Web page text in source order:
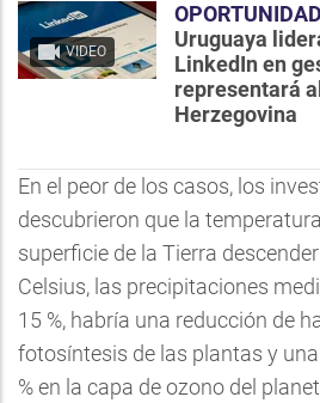
VIDEO
OPORTUNIDAD
Uruguaya
LinkedIn en
representará
Herzegovina
En el peor de los casos, los
descubrieron que la
superficie de la Tierra
Celsius, las precipitaciones
15 %, habría una reducción de
fotosíntesis de las plantas y
% en la capa de ozono del